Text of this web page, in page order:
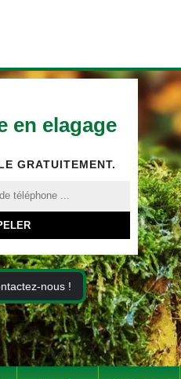
en elagage
GRATUITEMENT.
nous !